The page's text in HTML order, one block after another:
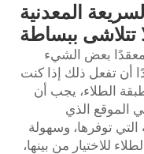
المعدنية
ببساطة
بعض الشيء
تفعل ذلك إذا كنت
الطلاء، يجب أن
الذي
توفرها، وسهولة
للاختيار من بينها،